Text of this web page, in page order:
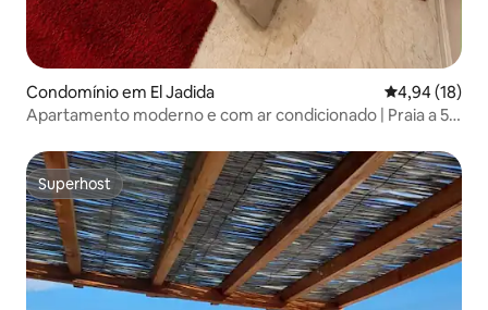
Condomínio em El Jadida Classificação
4,94 (18)
Apartamento moderno e com ar condicionado | Praia a 5
Superhost
Superhost